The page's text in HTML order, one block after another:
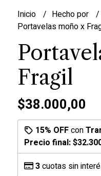
Inicio Hecho por
Portavelas moño x
Fragil
$38.000,00
15% OFFcon
Precio final:
3cuotas sin